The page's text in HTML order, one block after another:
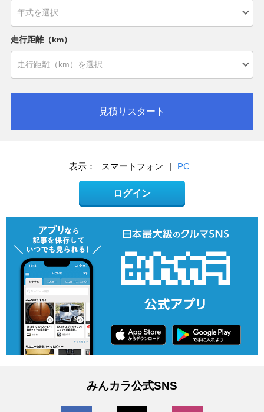
走行距離（km）
見積りスタート
表示： スマートフォン | PC
ログイン
みんカラ公式SNS